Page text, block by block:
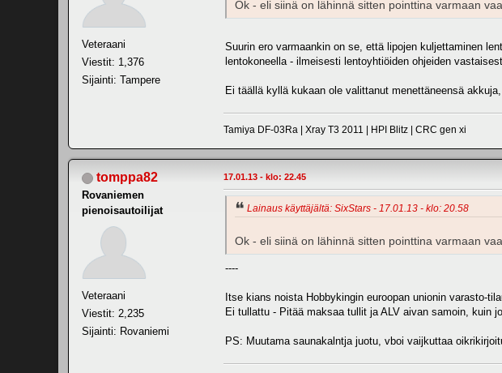
Veteraani
Viestit: 1,376
Sijainti: Tampere
Ok - eli siinä on lähinnä sitten pointtina varmaan
Suurin ero varmaankin on se, että lipojen kuljettaminen
lentokoneella - ilmeisesti lentoyhtiöiden ohjeiden
Ei täällä kyllä kukaan ole valittanut menettäneensä
Tamiya DF-03Ra | Xray T3 2011 | HPI Blitz | CRC gen xi
tomppa82
Rovaniemen
pienoisautoilijat
Veteraani
Viestit: 2,235
Sijainti: Rovaniemi
17.01.13 - klo: 22.45
Lainaus käyttäjältä: SixStars - 17.01.13 - klo: 20.58
Ok - eli siinä on lähinnä sitten pointtina varmaan
----
Itse kians noista Hobbykingin euroopan unionin varasto-
Ei tullattu - Pitää maksaa tullit ja ALV aivan samoin, kuin
PS: Muutama saunakalntja juotu, vboi vaijkuttaa